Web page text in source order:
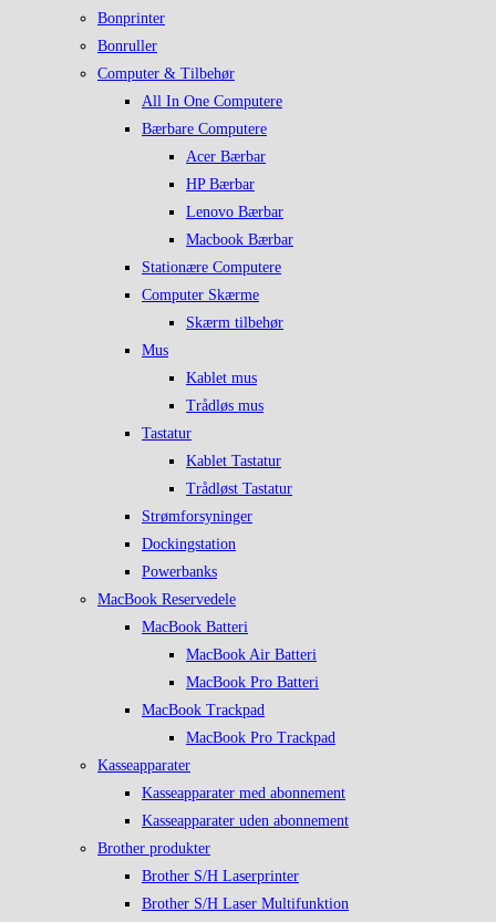
Bonprinter
Bonruller
Computer & Tilbehør
All In One Computere
Bærbare Computere
Acer Bærbar
HP Bærbar
Lenovo Bærbar
Macbook Bærbar
Stationære Computere
Computer Skærme
Skærm tilbehør
Mus
Kablet mus
Trådløs mus
Tastatur
Kablet Tastatur
Trådløst Tastatur
Strømforsyninger
Dockingstation
Powerbanks
MacBook Reservedele
MacBook Batteri
MacBook Air Batteri
MacBook Pro Batteri
MacBook Trackpad
MacBook Pro Trackpad
Kasseapparater
Kasseapparater med abonnement
Kasseapparater uden abonnement
Brother produkter
Brother S/H Laserprinter
Brother S/H Laser Multifunktion